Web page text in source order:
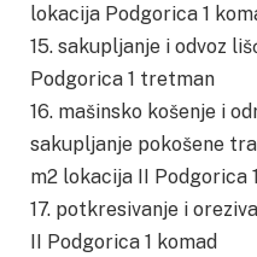
lokacija Podgorica 1
15. sakupljanje i odvoz
Podgorica 1 tretman
16. mašinsko košenje i
sakupljanje pokošene
m2 lokacija II Podgorica
17. potkresivanje i
II Podgorica 1 komad